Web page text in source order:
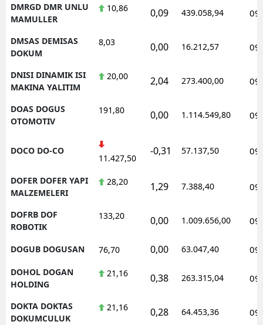
DMRGD DMR UNLU
MAMULLER
10,86 0,09 439.058,94
DMSAS DEMISAS
DOKUM
8,03 0,00 16.212,57
DNISI DINAMIK ISI
MAKINA YALITIM
20,00 2,04 273.400,00
DOAS DOGUS
OTOMOTIV
191,80 0,00 1.114.549,80
DOCO DO-CO
11.427,50
-0,31 57.137,50
DOFER DOFER YAPI
MALZEMELERI
28,20 1,29 7.388,40
DOFRB DOF
ROBOTIK
133,20 0,00 1.009.656,00
DOGUB DOGUSAN 76,70 0,00 63.047,40
DOHOL DOGAN
HOLDING
21,16 0,38 263.315,04
DOKTA DOKTAS
DOKUMCULUK
21,16 0,28 64.453,36